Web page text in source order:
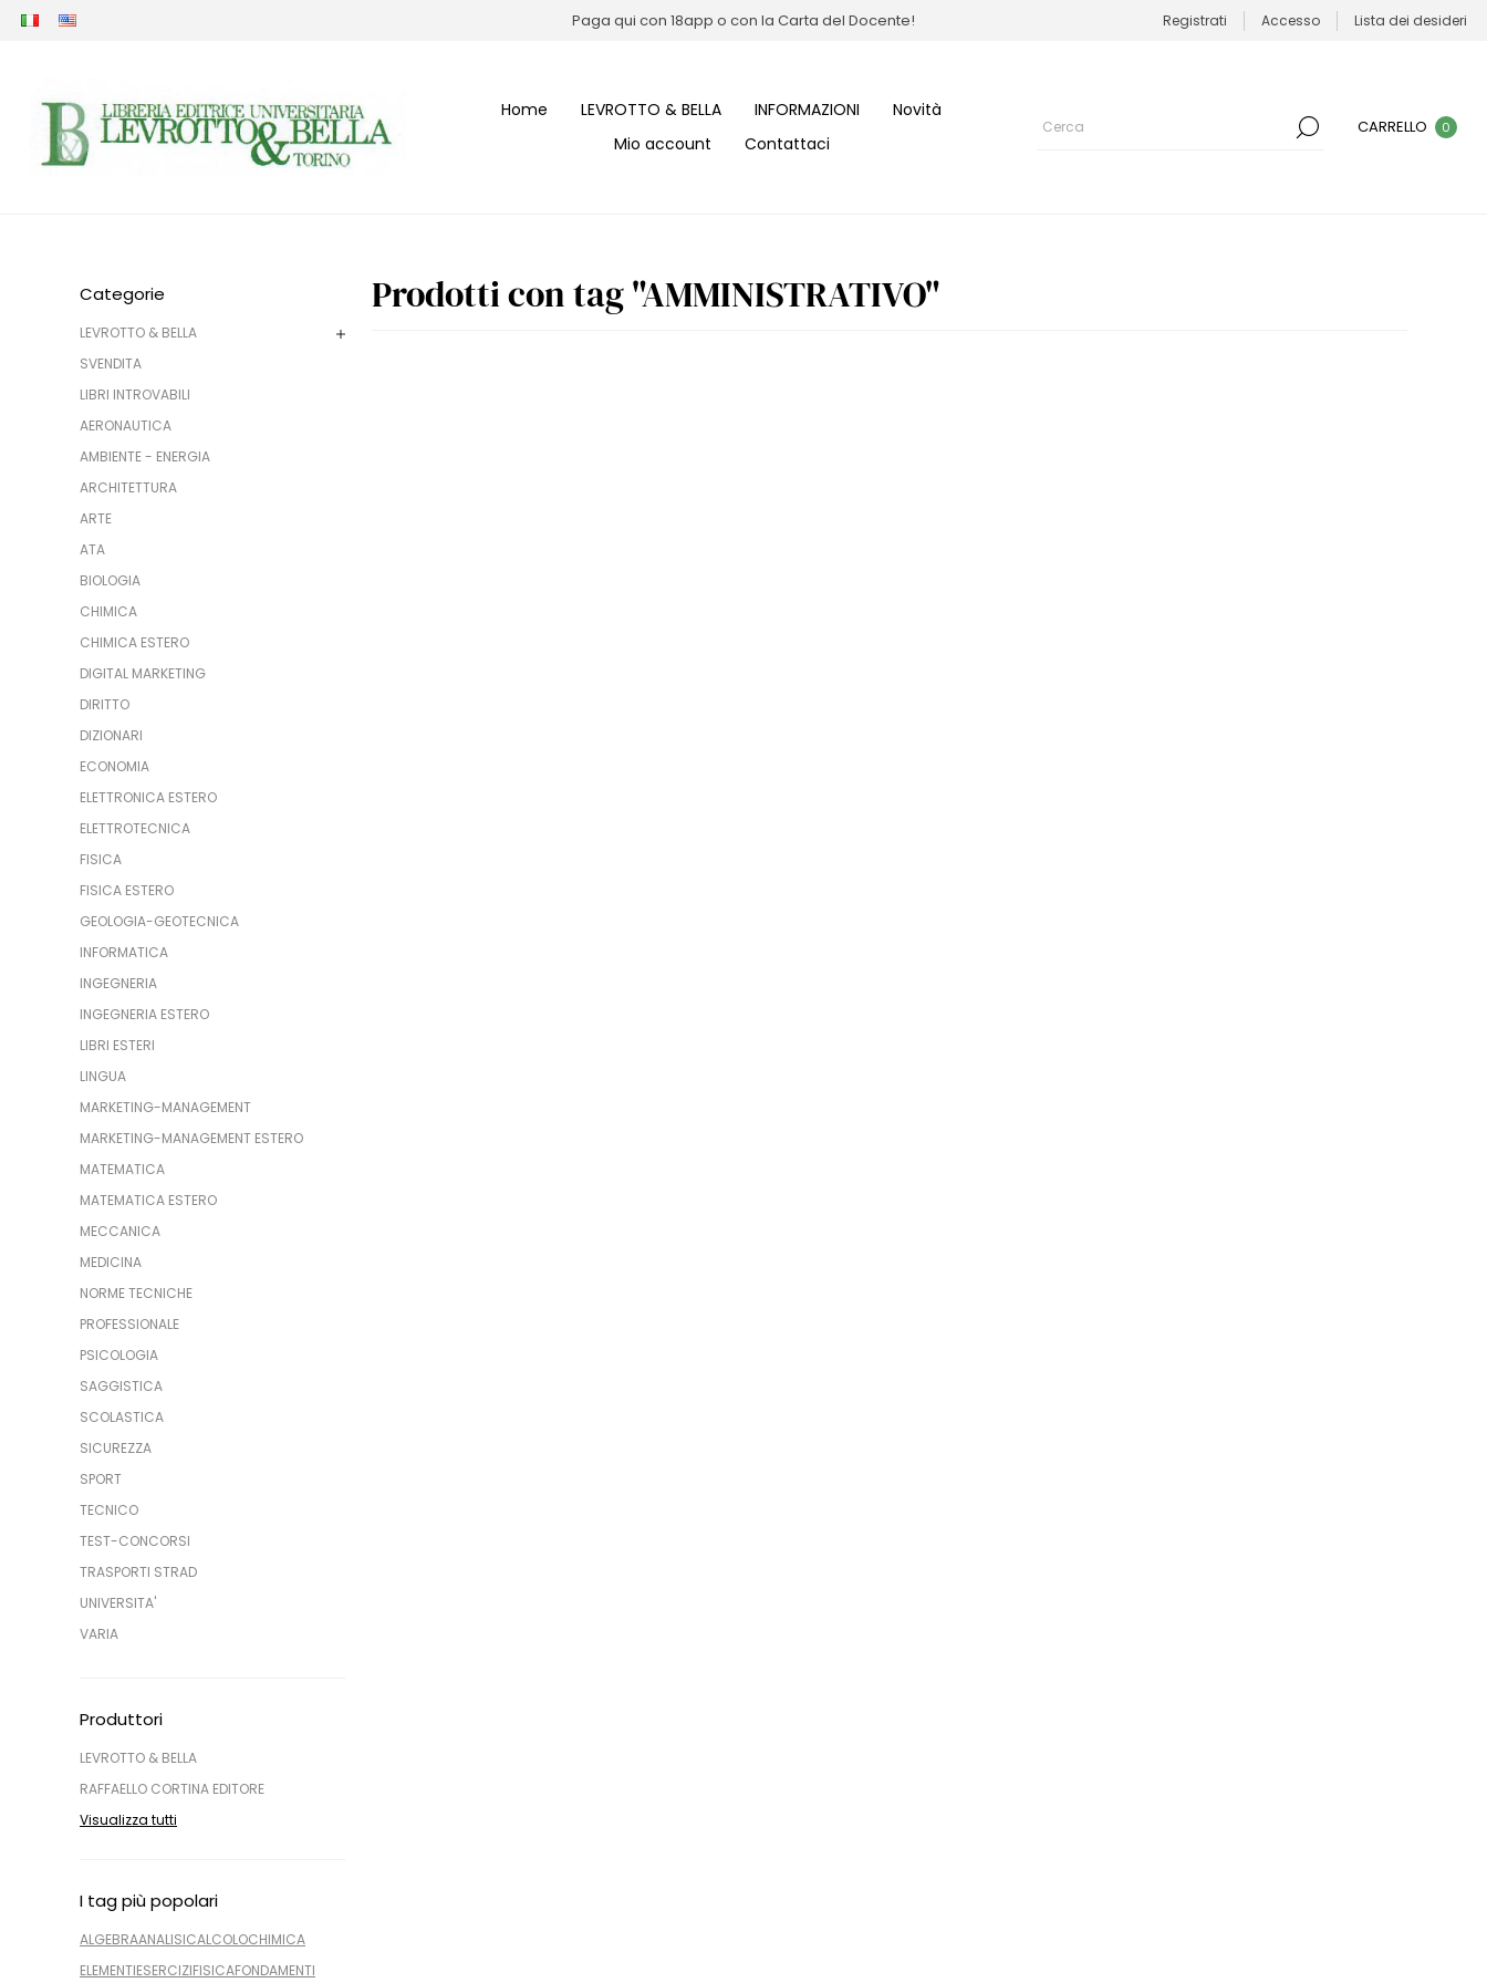
Paga qui con 18app o con la Carta del Docente! Registrati Accesso Lista dei desideri
Home LEVROTTO & BELLA INFORMAZIONI
Novità
Mio account
Contattaci
CARRELLO 0
Categorie
LEVROTTO & BELLA
SVENDITA
LIBRI INTROVABILI
AERONAUTICA
AMBIENTE - ENERGIA
ARCHITETTURA
ARTE
ATA
BIOLOGIA
CHIMICA
CHIMICA ESTERO
DIGITAL MARKETING
DIRITTO
DIZIONARI
ECONOMIA
ELETTRONICA ESTERO
ELETTROTECNICA
FISICA
FISICA ESTERO
GEOLOGIA-GEOTECNICA
INFORMATICA
INGEGNERIA
INGEGNERIA ESTERO
LIBRI ESTERI
LINGUA
MARKETING-MANAGEMENT
MARKETING-MANAGEMENT ESTERO
MATEMATICA
MATEMATICA ESTERO
MECCANICA
MEDICINA
NORME TECNICHE
PROFESSIONALE
PSICOLOGIA
SAGGISTICA
SCOLASTICA
SICUREZZA
SPORT
TECNICO
TEST-CONCORSI
TRASPORTI STRAD
UNIVERSITA'
VARIA
Produttori
LEVROTTO & BELLA
RAFFAELLO CORTINA EDITORE
Visualizza tutti
I tag più popolari
ALGEBRAANALISICALCOLOCHIMICA
ELEMENTIESERCIZIFISICAFONDAMENTI
Prodotti con tag "AMMINISTRATIVO"